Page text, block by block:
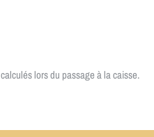
calculés lors du passage à la caisse.